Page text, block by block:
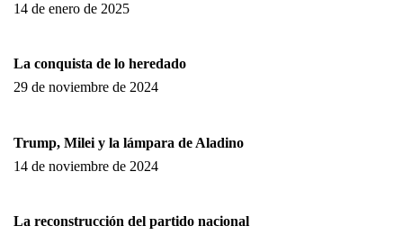
14 de enero de 2025
La conquista de lo heredado
29 de noviembre de 2024
Trump, Milei y la lámpara de Aladino
14 de noviembre de 2024
La reconstrucción del partido nacional